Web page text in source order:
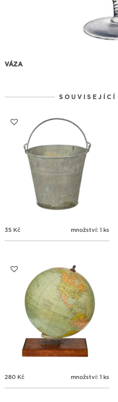
VÁZA
SOUVISEJÍCÍ
35 Kč množství: 1 ks
280 Kč množství: 1 ks